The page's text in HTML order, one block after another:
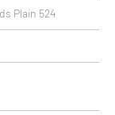
Plain 524